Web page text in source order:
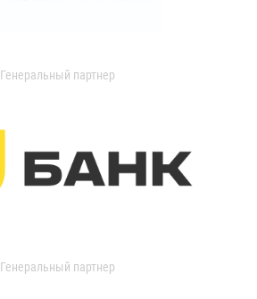
Генеральный партнер
Генеральный партнер